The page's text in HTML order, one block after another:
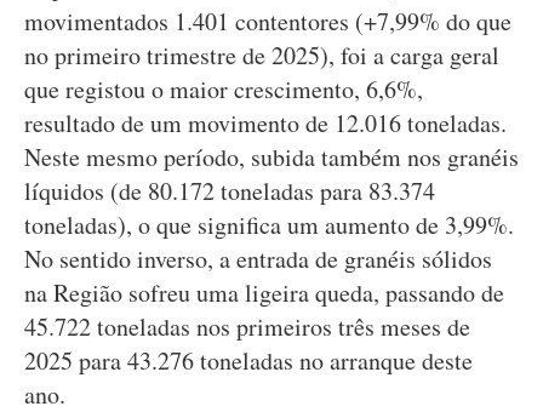
movimentados 1.401 contentores (+7,99% do que
no primeiro trimestre de 2025), foi a carga geral
que registou o maior crescimento, 6,6%,
resultado de um movimento de 12.016 toneladas.
Neste mesmo período, subida também nos granéis
líquidos (de 80.172 toneladas para 83.374
toneladas), o que significa um aumento de 3,99%.
No sentido inverso, a entrada de granéis sólidos
na Região sofreu uma ligeira queda, passando de
45.722 toneladas nos primeiros três meses de
2025 para 43.276 toneladas no arranque deste
ano.